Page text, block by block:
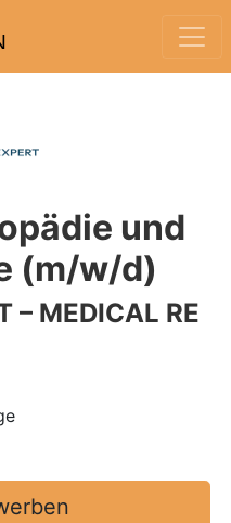
und
(m/w/d)
– MEDICAL RE